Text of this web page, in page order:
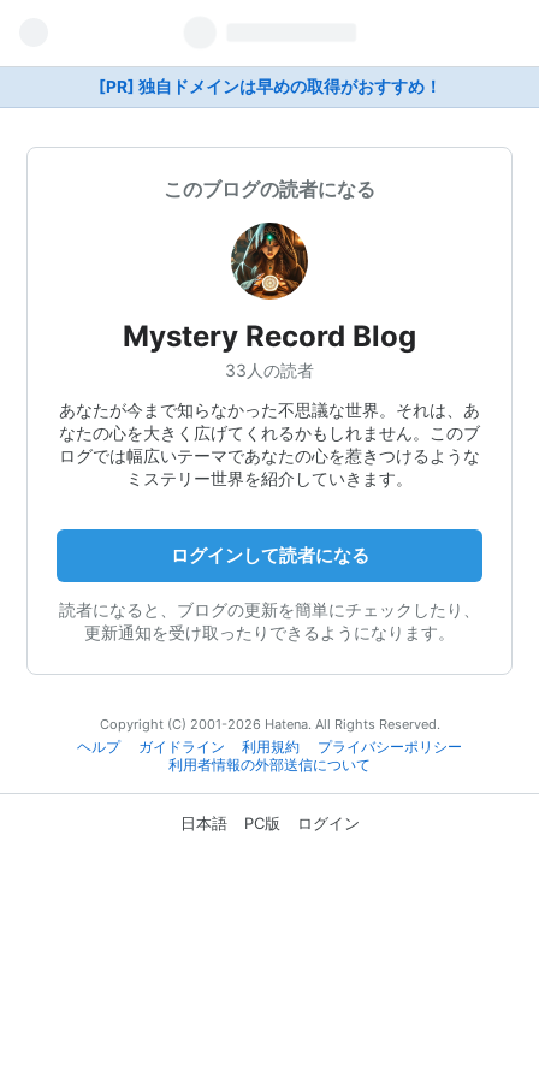
[PR] 独自ドメインは早めの取得がおすすめ！
このブログの読者になる
Mystery Record Blog
33人の読者
あなたが今まで知らなかった不思議な世界。それは、あ
なたの心を大きく広げてくれるかもしれません。このブ
ログでは幅広いテーマであなたの心を惹きつけるような
ミステリー世界を紹介していきます。
ログインして読者になる
読者になると、ブログの更新を簡単にチェックしたり、
更新通知を受け取ったりできるようになります。
Copyright (C) 2001-2026 Hatena. All Rights Reserved.
ヘルプ
ガイドライン 利用規約
プライバシーポリシー
利用者情報の外部送信について
日本語 PC版 ログイン